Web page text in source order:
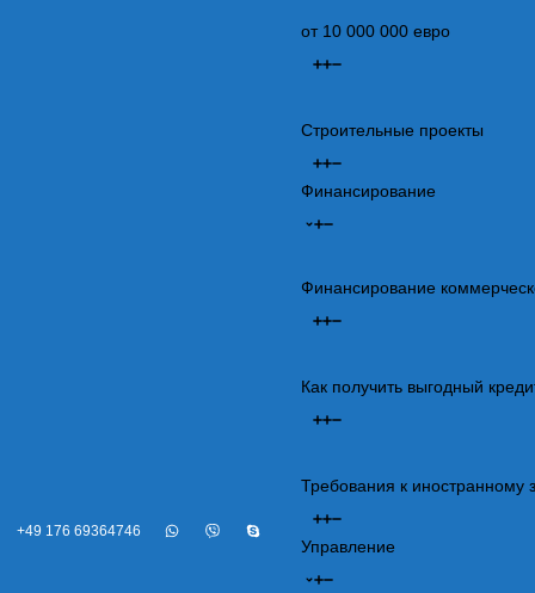
+49 176 69364746
от 10 000 000 евро
Строительные проекты
Финансирование
Финансирование
Как получить выгодный
Требования к иностранному
Управление